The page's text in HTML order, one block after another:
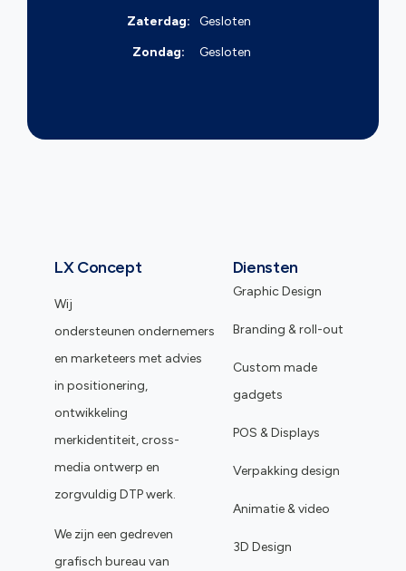
Zaterdag:
Gesloten
Zondag:
Gesloten
LX Concept
Wij
ondersteunen ondernemers
en marketeers met advies
in positionering,
ontwikkeling
merkidentiteit, cross-
media ontwerp en
zorgvuldig DTP werk.
We zijn een gedreven
grafisch bureau van
Diensten
Graphic Design
Branding & roll-out
Custom made
gadgets
POS & Displays
Verpakking design
Animatie & video
3D Design